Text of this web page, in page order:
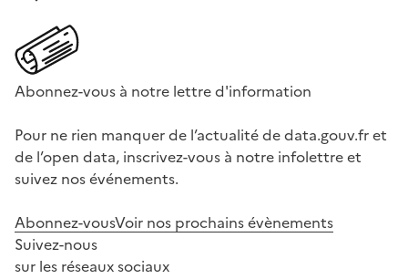
Abonnez-vous à notre lettre d'information
Pour ne rien manquer de l’actualité de data.gouv.fr et
de l’open data, inscrivez-vous à notre infolettre et
suivez nos événements.
Abonnez-vousVoir nos prochains évènements
Suivez-nous
sur les réseaux sociaux